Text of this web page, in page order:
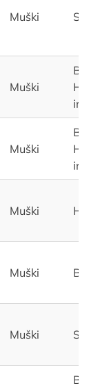
Muški
Muški
ina
Muški
ina
Muški
Muški
Muški